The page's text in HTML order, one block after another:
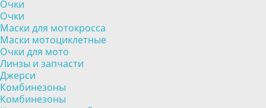
Очки
Очки
Маски для мотокросса
Маски мотоциклетные
Очки для мото
Линзы и запчасти
Джерси
Комбинезоны
Комбинезоны